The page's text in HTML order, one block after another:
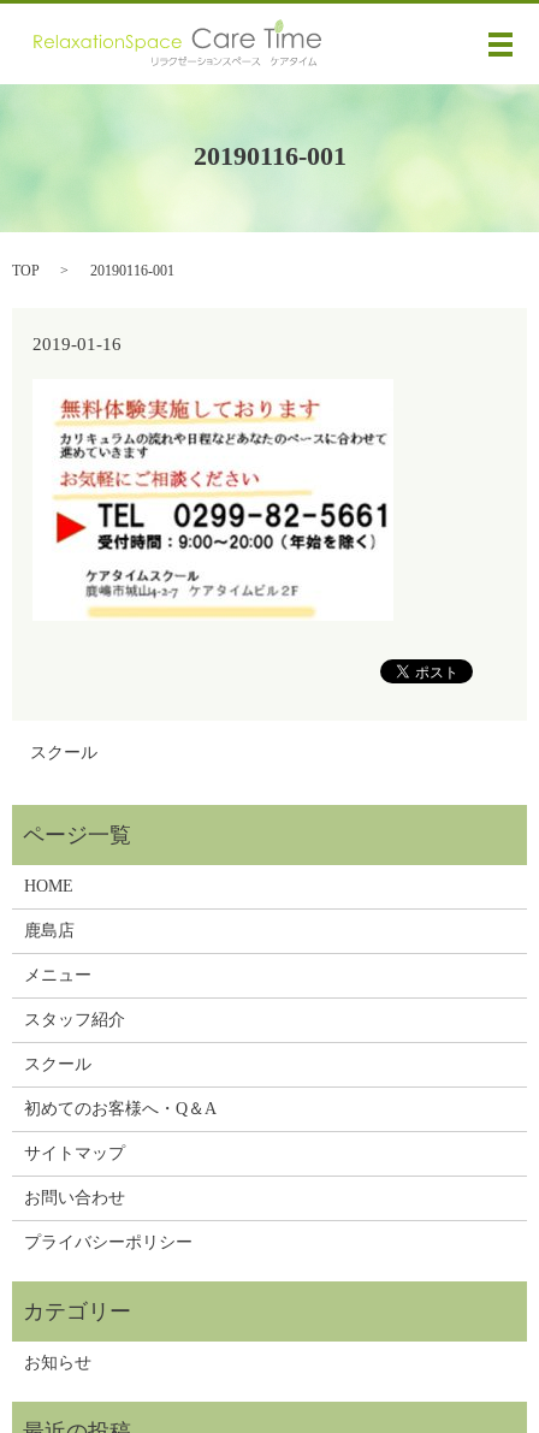
メ
20190116-001
TOP 20190116-001
2019-01-16
スクール
HOME
鹿島店
メニュー
スタッフ紹介
スクール
初めてのお客様へ・Q＆A
サイトマップ
お問い合わせ
プライバシーポリシー
お知らせ